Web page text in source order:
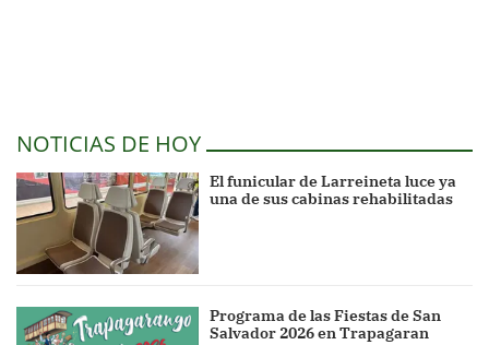
NOTICIAS DE HOY
El funicular de Larreineta luce ya
una de sus cabinas rehabilitadas
Programa de las Fiestas de San
Salvador 2026 en Trapagaran